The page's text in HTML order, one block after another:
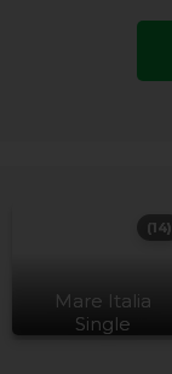
Mare Italia
Single
(14)